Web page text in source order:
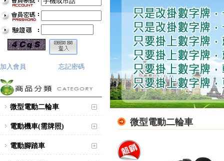
加入會員 忘記密碼
微型電動二輪車
電動機車(需牌照)
電動腳踏車
微型電動二輪車